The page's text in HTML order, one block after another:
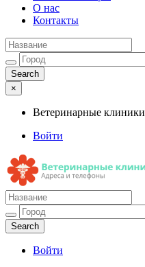
О нас
Контакты
×
Ветеринарные клиники
Войти
Ветеринарные клиники
Адреса и телефоны
Войти